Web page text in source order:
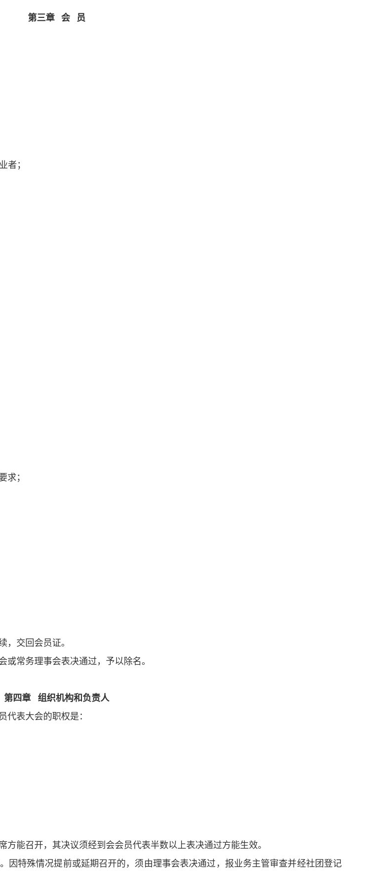
第三章 会
员
者；
求；
，交回会员证。
常务理事会表决通过，予以除名。
第四章
组织机构和负责人
代表大会的职权是：
方能召开，其决议须经到会会员代表半数以上表决通过方能生效。
因特殊情况提前或延期召开的，须由理事会表决通过，报业务主管审查并经社团登记